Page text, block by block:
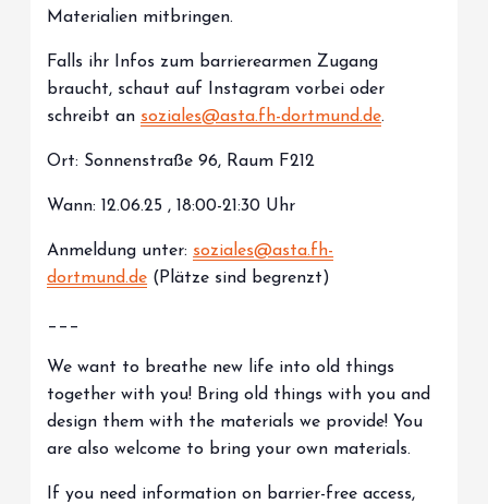
Materialien mitbringen.
Falls ihr Infos zum barrierearmen Zugang
braucht, schaut auf Instagram vorbei oder
schreibt an soziales@asta.fh-dortmund.de.
Ort: Sonnenstraße 96, Raum F212
Wann: 12.06.25 , 18:00-21:30 Uhr
Anmeldung unter: soziales@asta.fh-
dortmund.de (Plätze sind begrenzt)
___
We want to breathe new life into old things
together with you! Bring old things with you and
design them with the materials we provide! You
are also welcome to bring your own materials.
If you need information on barrier-free access,